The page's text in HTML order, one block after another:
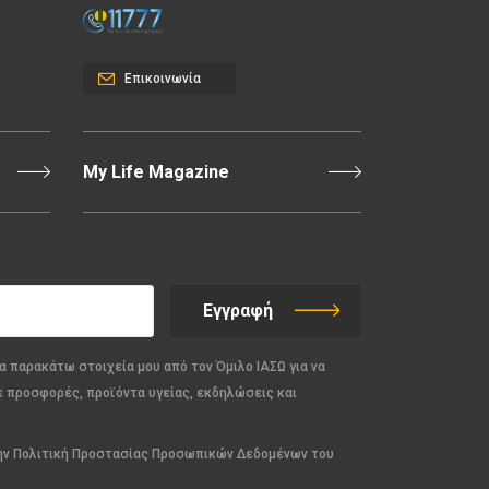
Επικοινωνία
My Life Magazine
Εγγραφή
παρακάτω στοιχεία μου από τον Όμιλο ΙΑΣΩ για να
προϊόντα υγείας, εκδηλώσεις και
Πολιτική Προστασίας Προσωπικών Δεδομένων του